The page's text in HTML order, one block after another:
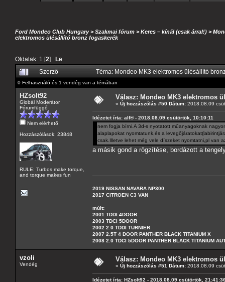
Ford Mondeo Club Hungary>Szakmai fórum >Keres – kínál (csak árral!) >
elektromos ülésállító bronz fogaskerék
Oldalak: 1 [2] Le
Szerző
Téma: Mondeo MK3 elektromos ülésállító
0 Felhasználó és 1 vendég van a témában
HZsolt92
Globál Moderátor
Fórumfüggő
Nem elérhető
Hozzászólások: 23848
RULE: Turbos make torque,
and torque makes fun
Válasz: Mondeo MK3 elektromos
« Új hozzászólás #50 Dátum: 2018.08.09
Idézetet írta: alf® - 2018.08.09 csütörtök, 10:10:11
nem fogja bírni.A 3d-s nyotatott műanyagoknak
alaplapokat nyomtatunk,és a
csak.Illetve lehet még vele díszeket nyomtatni,pl van
a másik gond a rögzítése, bordázott a
2019 NISSAN NAVARA NP300
2017 CITROEN C3 VAN
múlt:
2001 TDDI 4DOOR
2003 TDCI 5DOOR
2002 2.0 TDDI TURNIER
2007 2.5T 4 DOOR PANTHER BLACK TITANIUM X
2008 2.0 TDCI 5DOOR PANTHER BLACK TITANIUM
vzoli
Vendég
Válasz: Mondeo MK3 elektromos
« Új hozzászólás #51 Dátum: 2018.08.09
Idézetet írta: HZsolt92 - 2018.08.09 csütörtök,